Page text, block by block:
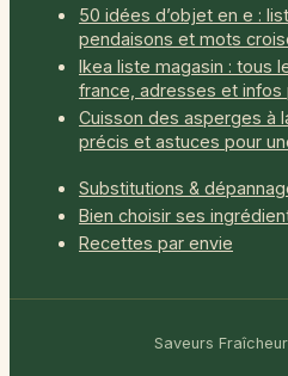
50 idées d’objet en e :
pendaisons et mots
Ikea liste magasin : tous
france, adresses et infos
Cuisson des asperges à
précis et astuces pour
Substitutions &
Bien choisir ses
Recettes par envie
Saveurs